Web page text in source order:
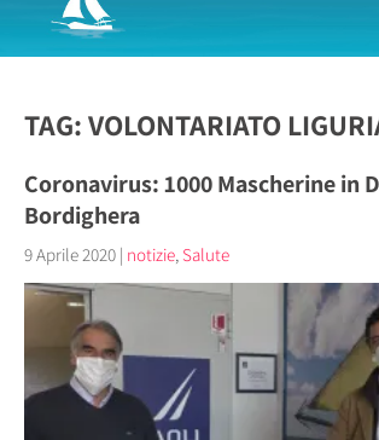
TAG: VOLONTARIATO
Coronavirus: 1000 Mascherine in
Bordighera
9 Aprile 2020 | notizie, Salute